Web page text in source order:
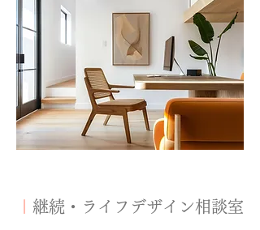
継続・ライフデザイン相談室